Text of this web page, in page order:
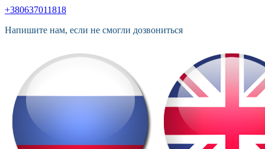
+380637011818
Напишите нам, если не смогли дозвониться